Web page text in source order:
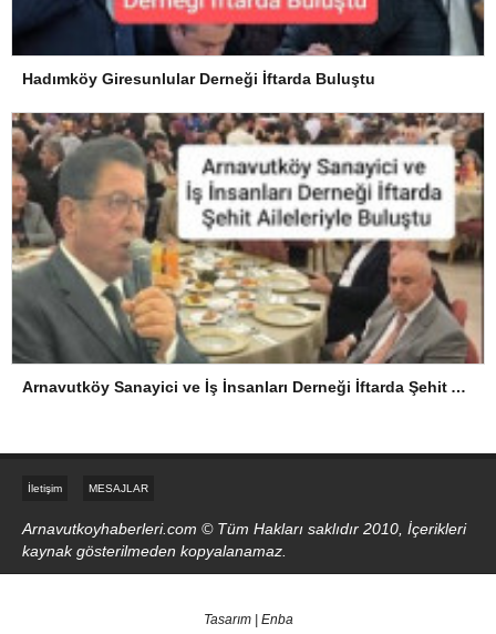
Hadımköy Giresunlular Derneği İftarda Buluştu
Arnavutköy Sanayici ve İş İnsanları Derneği İftarda Şehit Aileleriyle Buluştu
İletişim MESAJLAR
Arnavutkoyhaberleri.com © Tüm Hakları saklıdır 2010, İçerikleri
kaynak gösterilmeden kopyalanamaz.
Tasarım | Enba